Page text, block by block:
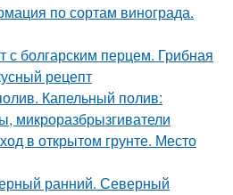
по сортам винограда.
с болгарским перцем. Грибная
рецепт
Капельный полив:
микроразбрызгиватели
в открытом грунте. Место
ранний. Северный